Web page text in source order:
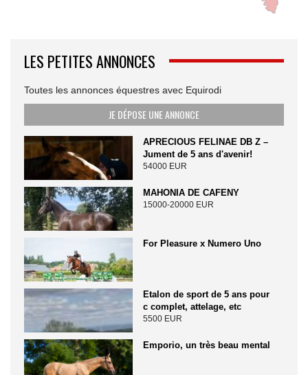
LES PETITES ANNONCES
Toutes les annonces équestres avec Equirodi
JE DÉPOSE UNE ANNONCE
APRECIOUS FELINAE DB Z –
Jument de 5 ans d'avenir!
54000 EUR
MAHONIA DE CAFENY
15000-20000 EUR
For Pleasure x Numero Uno
Etalon de sport de 5 ans pour
c complet, attelage, etc
5500 EUR
Emporio, un très beau mental